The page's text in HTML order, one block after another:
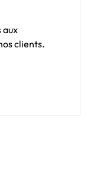
aux
clients.